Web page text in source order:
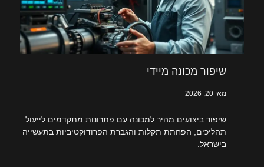
שיפור מכונה מיידי
מאי 20, 2026
שיפור ביצועים מהיר למכונה עם פתרונות מתקדמים לייעול
תהליכים, הפחתת תקלות והגברת הפרודוקטיביות בתעשייה
בישראל.